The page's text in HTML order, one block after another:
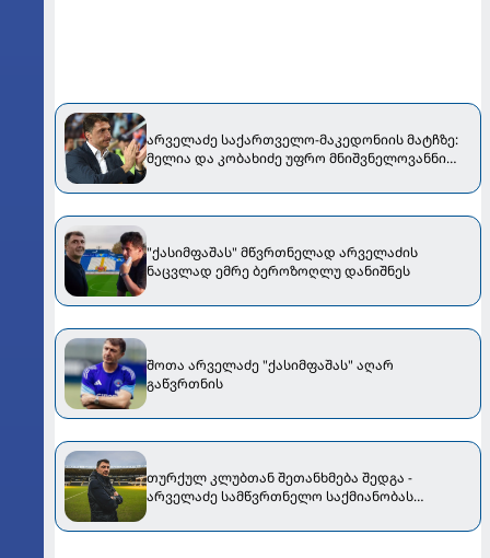
არველაძე საქართველო-მაკედონიის მატჩზე:
მელია და კობახიძე უფრო მნიშვნელოვანნი
გადავაყოლეთ
"ქასიმფაშას" მწვრთნელად არველაძის
ნაცვლად ემრე ბეროზოღლუ დანიშნეს
შოთა არველაძე "ქასიმფაშას" აღარ
გაწვრთნის
თურქულ კლუბთან შეთანხმება შედგა -
არველაძე სამწვრთნელო საქმიანობას